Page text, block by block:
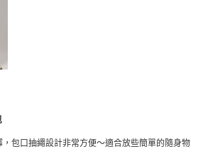
包口抽繩設計非常方便～適合放些簡單的隨身物